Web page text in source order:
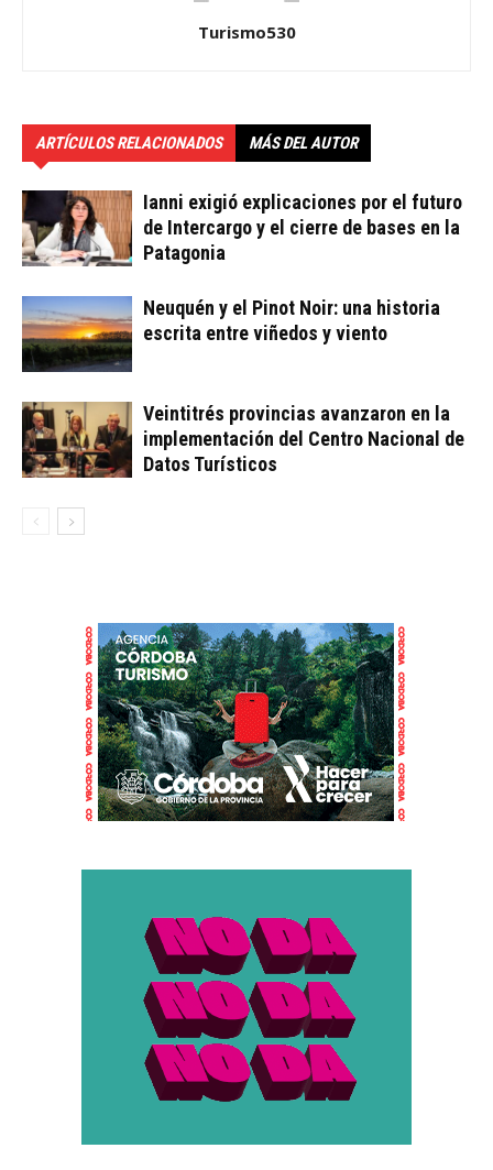
Turismo530
ARTÍCULOS RELACIONADOS MÁS DEL AUTOR
Ianni exigió explicaciones por el futuro
de Intercargo y el cierre de bases en la
Patagonia
Neuquén y el Pinot Noir: una historia
escrita entre viñedos y viento
Veintitrés provincias avanzaron en la
implementación del Centro Nacional de
Datos Turísticos